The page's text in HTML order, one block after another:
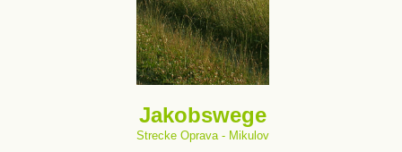
Jakobswege
Strecke Oprava - Mikulov